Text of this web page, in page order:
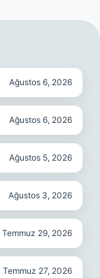
Ağustos 6, 2026
Ağustos 6, 2026
Ağustos 5, 2026
Ağustos 3, 2026
Temmuz 29, 2026
Temmuz 27, 2026